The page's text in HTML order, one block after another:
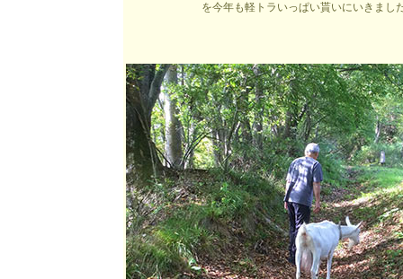
を今年も軽トラいっぱい貰いにいきまし